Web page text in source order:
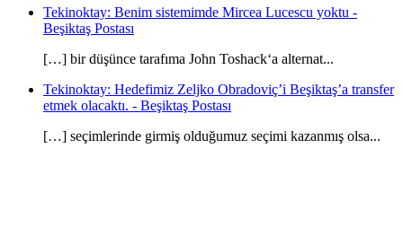
Tekinoktay: Benim sistemimde Mircea Lucescu yoktu -
Beşiktaş Postası
[…] bir düşünce tarafıma John Toshack‘a alternat...
Tekinoktay: Hedefimiz Zeljko Obradoviç’i Beşiktaş’a transfer
etmek olacaktı. - Beşiktaş Postası
[…] seçimlerinde girmiş olduğumuz seçimi kazanmış olsa...